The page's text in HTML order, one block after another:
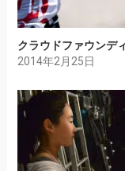
クラウドファウンデ
2014年2月25日